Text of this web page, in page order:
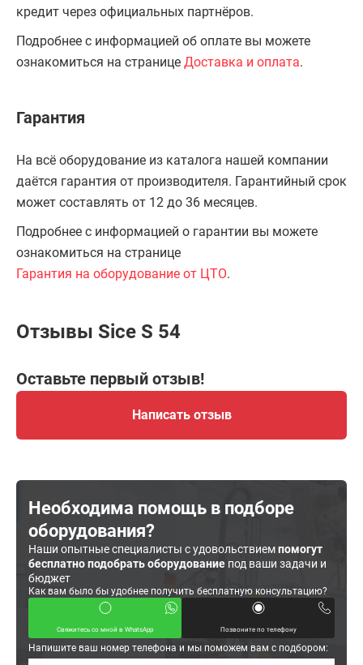
кредит через официальных партнёров.
Подробнее с информацией об оплате вы можете
ознакомиться на странице Доставка и оплата.
Гарантия
На всё оборудование из каталога нашей компании
даётся гарантия от производителя. Гарантийный срок
может составлять от 12 до 36 месяцев.
Подробнее с информацией о гарантии вы можете
ознакомиться на странице
Гарантия на оборудование от ЦТО.
Отзывы Sice S 54
Оставьте первый отзыв!
Написать отзыв
Необходима помощь в подборе
оборудования?
Наши опытные специалисты с удовольствиемпомогут
бесплатно подобрать оборудование под ваши задачи и
бюджет
Как вам было бы удобнее получить бесплатную консультацию?
Свяжитесь со мной в WhatsApp Позвоните по телефону
Напишите ваш номер телефона и мы поможем вам с подбором: